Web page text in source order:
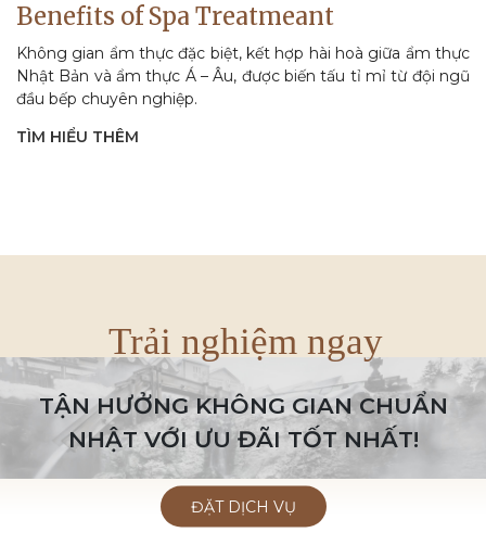
Benefits of Spa Treatmeant
Không gian ẩm thực đặc biệt, kết hợp hài hoà giữa ẩm thực
Nhật Bản và ẩm thực Á – Âu, được biến tấu tỉ mỉ từ đội ngũ
đầu bếp chuyên nghiệp.
TÌM HIỂU THÊM
Trải nghiệm ngay
TẬN HƯỞNG KHÔNG GIAN CHUẨN
NHẬT VỚI ƯU ĐÃI TỐT NHẤT!
ĐẶT DỊCH VỤ